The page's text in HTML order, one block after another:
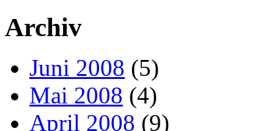
Archiv
Juni 2008 (5)
Mai 2008 (4)
April 2008 (9)